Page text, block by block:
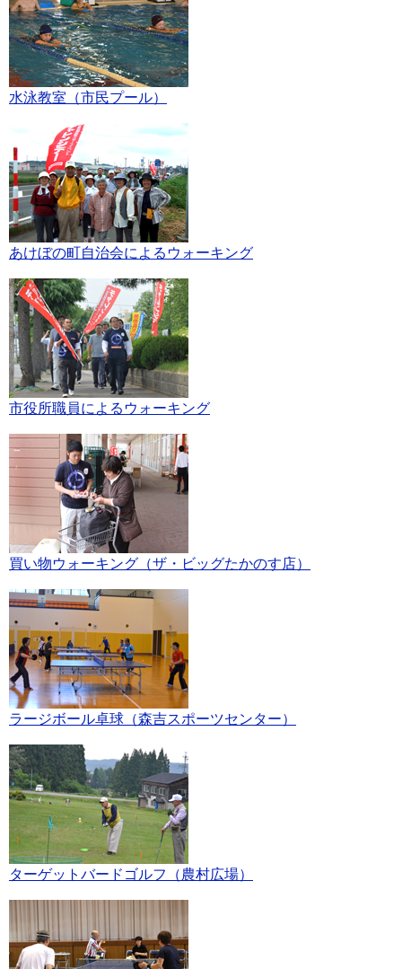
水泳教室（市民プール）
あけぼの町自治会によるウォーキング
市役所職員によるウォーキング
買い物ウォーキング（ザ・ビッグたかのす店）
ラージボール卓球（森吉スポーツセンター）
ターゲットバードゴルフ（農村広場）